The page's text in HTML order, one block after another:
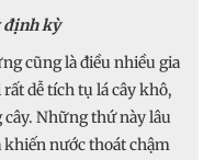
định kỳ
cũng là điều nhiều gia
dễ tích tụ lá cây khô,
cây. Những thứ này lâu
khiến nước thoát chậm